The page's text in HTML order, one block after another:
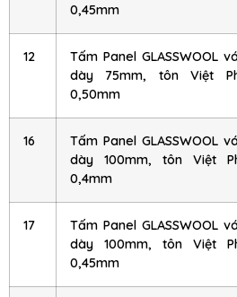
0,45mm
12
Tấm Panel GLASSWOOL
dày 75mm, tôn Việt
0,50mm
16
Tấm Panel GLASSWOOL
dày 100mm, tôn Việt
0,4mm
17
Tấm Panel GLASSWOOL
dày 100mm, tôn Việt
0,45mm